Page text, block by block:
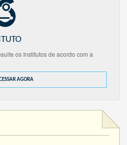
os Institutos de acordo com a
AGORA